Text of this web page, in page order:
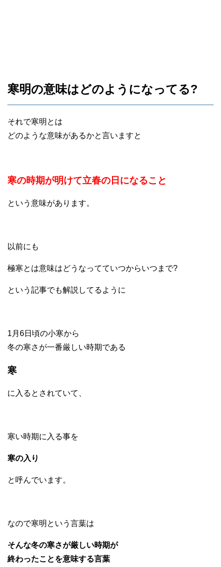
寒明の意味はどのようになってる?
それで寒明とは
どのような意味があるかと言いますと
寒の時期が明けて立春の日になること
という意味があります。
以前にも
極寒とは意味はどうなってていつからいつまで?
という記事でも解説してるように
1月6日頃の小寒から
冬の寒さが一番厳しい時期である
寒
に入るとされていて、
寒い時期に入る事を
寒の入り
と呼んでいます。
なので寒明という言葉は
そんな冬の寒さが厳しい時期が
終わったことを意味する言葉